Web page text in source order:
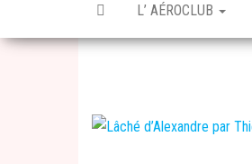
L’ AÉROCLUB